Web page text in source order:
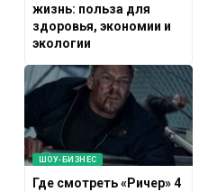
жизнь: польза для
здоровья, экономии и
экологии
ШОУ-БИЗНЕС
Где смотреть «Ричер» 4